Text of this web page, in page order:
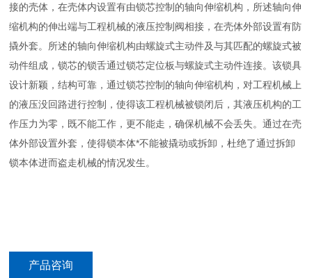
接的壳体，在壳体内设置有由锁芯控制的轴向伸缩机构，所述轴向伸
缩机构的伸出端与工程机械的液压控制阀相接，在壳体外部设置有防
撬外套。所述的轴向伸缩机构由螺旋式主动件及与其匹配的螺旋式被
动件组成，锁芯的锁舌通过锁芯定位板与螺旋式主动件连接。该锁具
设计新颖，结构可靠，通过锁芯控制的轴向伸缩机构，对工程机械上
的液压没回路进行控制，使得该工程机械被锁闭后，其液压机构的工
作压力为零，既不能工作，更不能走，确保机械不会丢失。通过在壳
体外部设置外套，使得锁本体*不能被撬动或拆卸，杜绝了通过拆卸
锁本体进而盗走机械的情况发生。
产品咨询